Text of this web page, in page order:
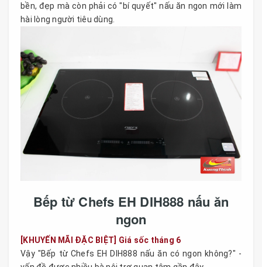
bền, đẹp mà còn phải có "bí quyết" nấu ăn ngon mới làm
hài lòng người tiêu dùng.
Bếp từ Chefs EH DIH888 nấu ăn
ngon
[KHUYẾN MÃI ĐẶC BIỆT] Giá sốc tháng 6
Vậy "Bếp từ Chefs EH DIH888 nấu ăn có ngon không?" -